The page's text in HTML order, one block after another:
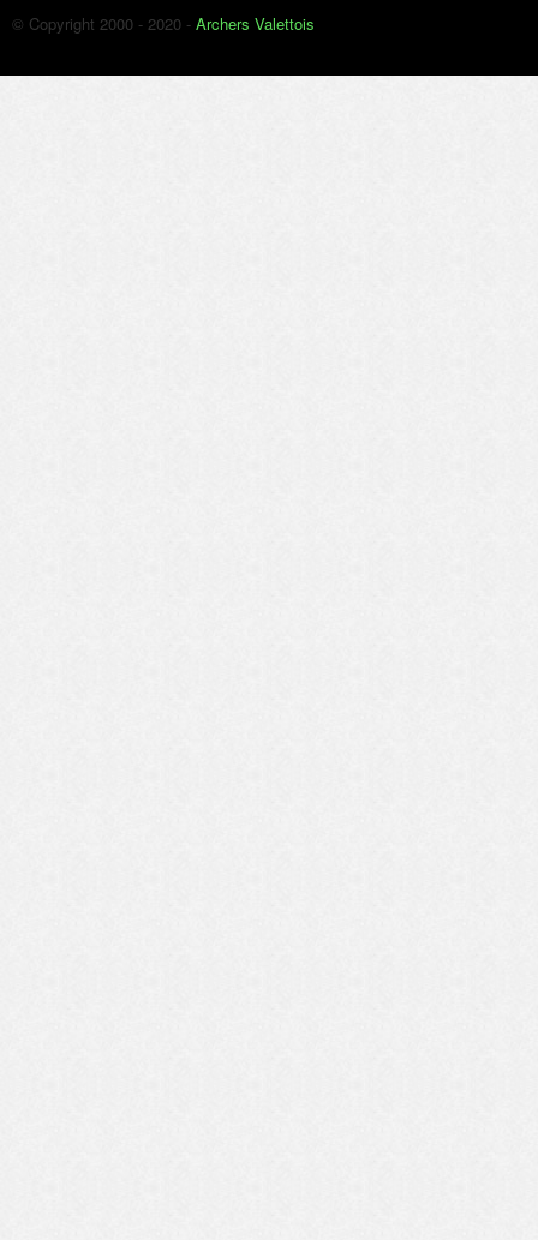
© Copyright 2000 - 2020 - Archers Valettois